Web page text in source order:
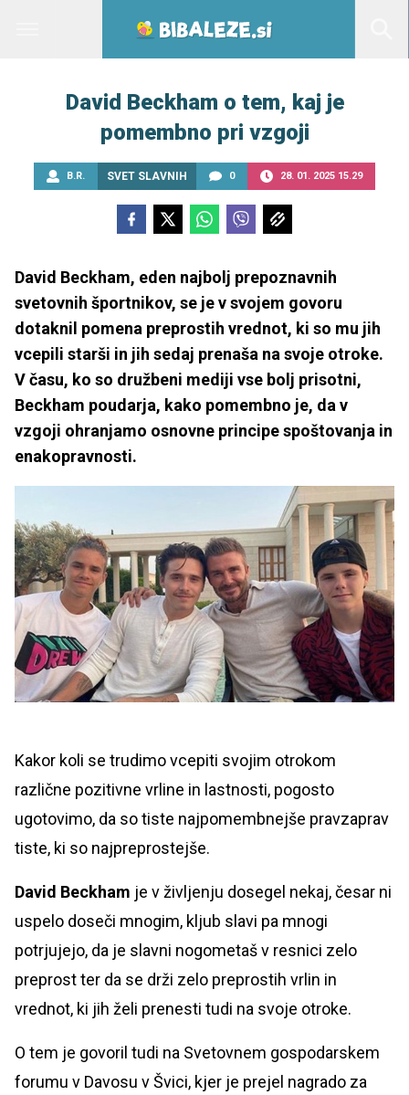
David Beckham o tem, kaj je
pomembno pri vzgoji
B.R. SVET SLAVNIH 0 28. 01. 2025 15.29
David Beckham, eden najbolj prepoznavnih
svetovnih športnikov, se je v svojem govoru
dotaknil pomena preprostih vrednot, ki so mu jih
vcepili starši in jih sedaj prenaša na svoje otroke.
V času, ko so družbeni mediji vse bolj prisotni,
Beckham poudarja, kako pomembno je, da v
vzgoji ohranjamo osnovne principe spoštovanja in
enakopravnosti.
Kakor koli se trudimo vcepiti svojim otrokom
različne pozitivne vrline in lastnosti, pogosto
ugotovimo, da so tiste najpomembnejše pravzaprav
tiste, ki so najpreprostejše.
David Beckham je v življenju dosegel nekaj, česar ni
uspelo doseči mnogim, kljub slavi pa mnogi
potrjujejo, da je slavni nogometaš v resnici zelo
preprost ter da se drži zelo preprostih vrlin in
vrednot, ki jih želi prenesti tudi na svoje otroke.
O tem je govoril tudi na Svetovnem gospodarskem
forumu v Davosu v Švici, kjer je prejel nagrado za